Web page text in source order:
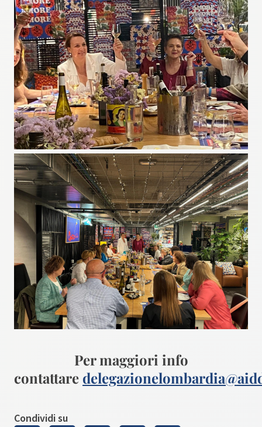
Per maggiori info
contattare
Condividi su